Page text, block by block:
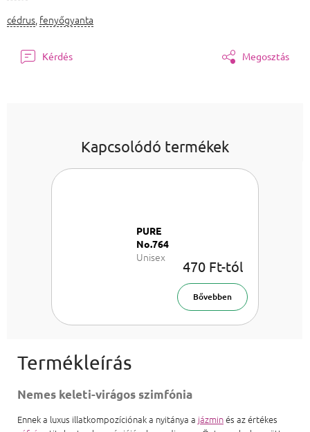
cédrus fenyőgyanta
Kérdés Megosztás
Kapcsolódó termékek
PURE
No.764
Unisex
470 Ft-tól
Bővebben
Nemes keleti-virágos szimfónia
Ennek a luxus illatkompozíciónak a nyitánya a jázminés az értékes